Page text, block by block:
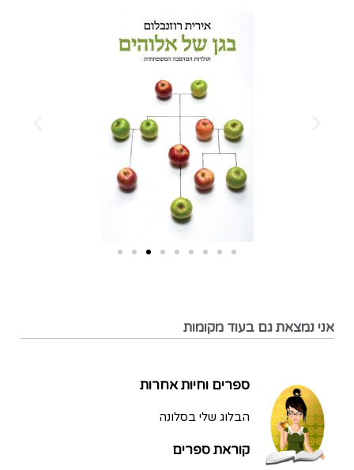
אני נמצאת גם בעוד מקומות
ספרים וחיות אחרות
הבלוג שלי בסלונה
קוראת ספרים